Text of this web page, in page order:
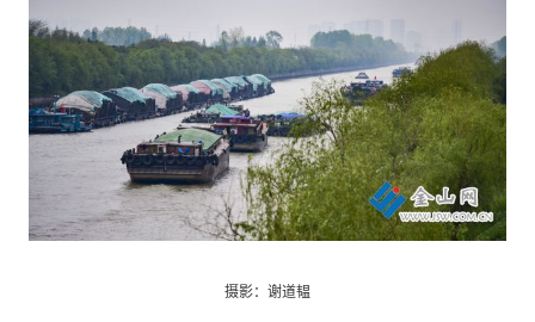
摄影：谢道韫